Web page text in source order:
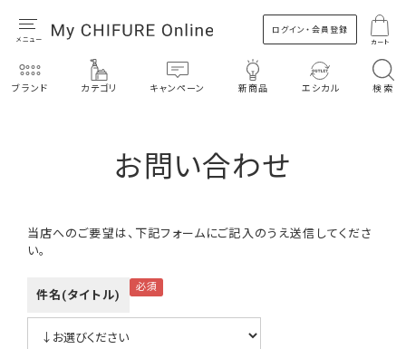
ログイン・会員登録
カート
ブランド カテゴリ キャンペーン 新商品 エシカル 検索
お問い合わせ
当店へのご要望は、下記フォームにご記入のうえ送信してくださ
い。
件名(タイトル)